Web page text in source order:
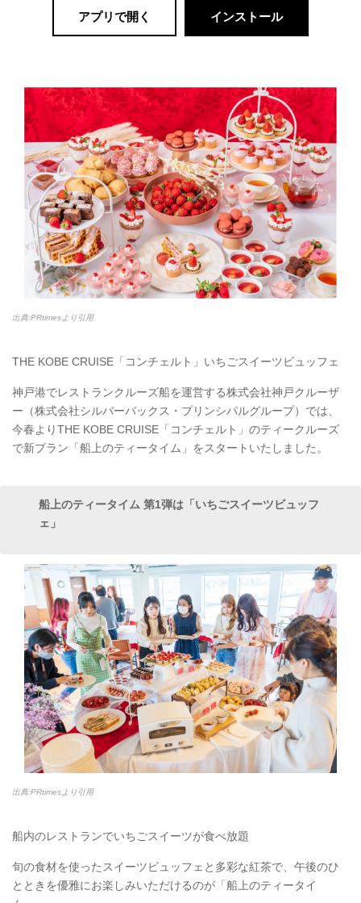
アプリで開く インストール
出典:PRtimesより引用
THE KOBE CRUISE「コンチェルト」いちごスイーツビュッフェ
神戸港でレストランクルーズ船を運営する株式会社神戸クルーザ
ー（株式会社シルバーバックス・プリンシパルグループ）では、
今春よりTHE KOBE CRUISE「コンチェルト」のティークルーズ
で新プラン「船上のティータイム」をスタートいたしました。
船上のティータイム 第1弾は「いちごスイーツビュッフ
ェ」
出典:PRtimesより引用
船内のレストランでいちごスイーツが食べ放題
旬の食材を使ったスイーツビュッフェと多彩な紅茶で、午後のひ
とときを優雅にお楽しみいただけるのが「船上のティータイ